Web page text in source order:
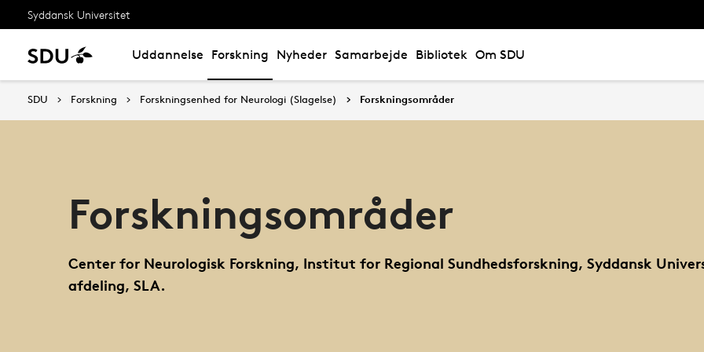
Syddansk Universitet
Uddannelse Forskning Nyheder Samarbejde Bibliotek Om SDU
SDU Forskning Forskningsenhed for Neurologi (Slagelse) Forskningsområder
Forskningsområder
Center for Neurologisk Forskning, Institut for Regional Sundhedsforskning, Syddansk
afdeling, SLA.